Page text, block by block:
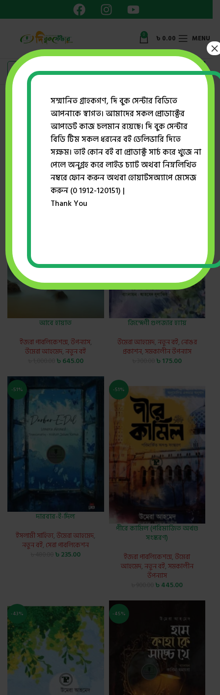
0 ৳ 0.00 MENU
উমেরা আহমেদ
Showing all 7 results
Show sidebar
আবে হায়াত
ইজরা পাবলিকেশন্স,উপন্যাস,
উমেরা আহমেদ,নতুন বই
৳645.00
-42%
জিন্দেগী গুলজার হ্যায়
উমেরা আহমেদ,নতুন বই, নোঙর
প্রকাশন,সমকালীন উপন্যাস
৳175.00
-51%
দারবার-ই-দিল
ইসলামী সাহিত্য,উমেরা আহমেদ,
নতুন বই, সেরা পাবলিকেশন
৳235.00
-51%
পীরে কামিল (পরিমার্জিত অখণ্ড
সংস্করণ)
ইজরা পাবলিকেশন্স,উমেরা
আহমেদ,নতুন বই,সমকালীন
উপন্যাস
৳445.00
-43% -45%
সম্মানিত গ্রাহকগণ, দি বুক সেন্টার বিডিতে
আপনাকে স্বাগত। আমাদের সকল প্রোডাক্টের
আপডেট কাজ চলমান রয়েছে। দি বুক সেন্টার
বিডি টিম সকল ধরনের বই ডেলিভারি দিতে
সক্ষম। তাই কোন বই বা প্রোডাক্ট সার্চ করে খুজে না
পেলে অনুগ্রহ করে লাইভ চ্যাট অথবা নিম্নলিখিত
নম্বরে ফোন করুন অথবা হোয়াটসঅ্যাপে মেসেজ
করুন (0 1912-120151) |
Thank You
×